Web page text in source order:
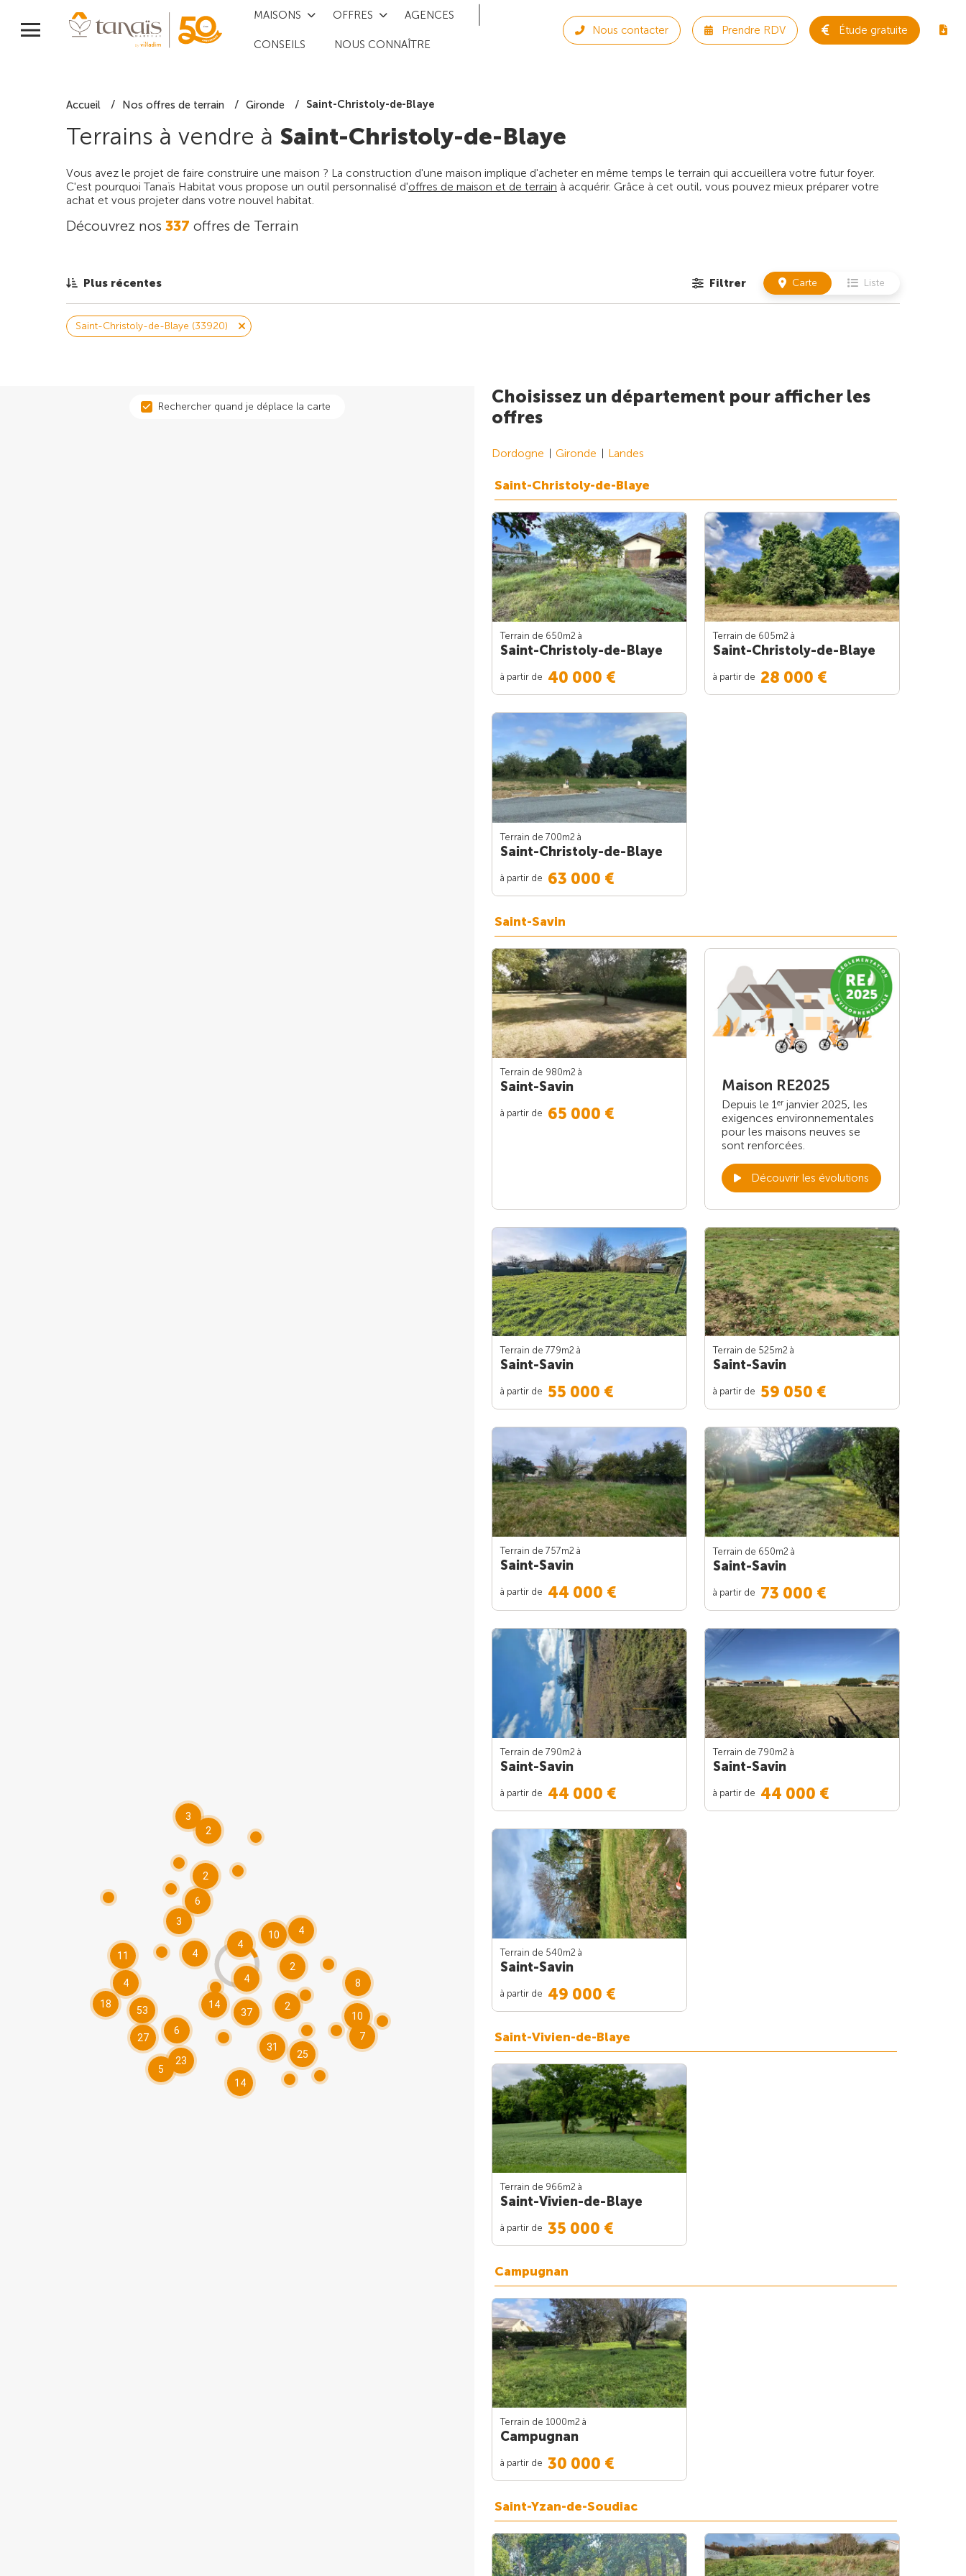
MAISONS OFFRES AGENCES
CONSEILS NOUS CONNAÎTRE
Nous contacter Prendre RDV Étude gratuite
Accueil Nos offres de terrain Gironde Saint-Christoly-de-Blaye
Terrains à vendre à Saint-Christoly-de-Blaye
Vous avez le projet de faire construire une maison ? La construction d'une maison implique d'acheter en même temps le terrain qui accueillera votre futur foyer.
C'est pourquoi Tanaïs Habitat vous propose un outil personnalisé d'offres de maison et de terrain à acquérir. Grâce à cet outil, vous pouvez mieux préparer votre
achat et vous projeter dans votre nouvel habitat.
Découvrez nos 337 offres de Terrain
Plus récentes Filtrer Carte Liste
Saint-Christoly-de-Blaye (33920)
18
37
25
23
53 14
4
10
5
27 7
10
14
11
31
6
6
4
2
4
2
4 8
3
2
3
4
2
Rechercher quand je déplace la carte
Choisissez un département pour afficher les
offres
Dordogne Gironde Landes
Saint-Christoly-de-Blaye
Terrain de 650m2 à
Saint-Christoly-de-Blaye
à partir de 40 000 €
Terrain de 605m2 à
Saint-Christoly-de-Blaye
à partir de 28 000 €
Terrain de 700m2 à
Saint-Christoly-de-Blaye
à partir de 63 000 €
Saint-Savin
Terrain de 980m2 à
Saint-Savin
à partir de 65 000 €
Maison RE2025
Depuis le 1 er janvier 2025, les
exigences environnementales
pour les maisons neuves se
sont renforcées.
Découvrir les évolutions
Terrain de 779m2 à
Saint-Savin
à partir de 55 000 €
Terrain de 525m2 à
Saint-Savin
à partir de 59 050 €
Terrain de 757m2 à
Saint-Savin
à partir de 44 000 €
Terrain de 650m2 à
Saint-Savin
à partir de 73 000 €
Terrain de 790m2 à
Saint-Savin
à partir de 44 000 €
Terrain de 790m2 à
Saint-Savin
à partir de 44 000 €
Terrain de 540m2 à
Saint-Savin
à partir de 49 000 €
Saint-Vivien-de-Blaye
Terrain de 966m2 à
Saint-Vivien-de-Blaye
à partir de 35 000 €
Campugnan
Terrain de 1000m2 à
Campugnan
à partir de 30 000 €
Saint-Yzan-de-Soudiac